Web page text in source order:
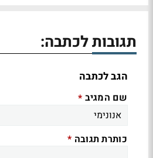
תגובות לכתבה:
הגב לכתבה
שם המגיב *
כותרת תגובה *